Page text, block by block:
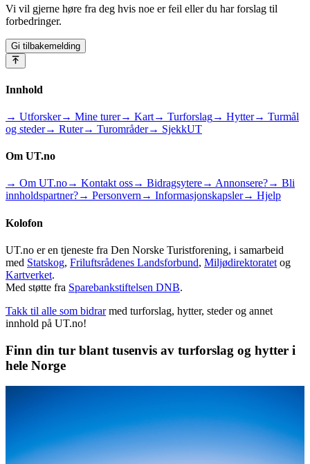
Vi vil gjerne høre fra deg hvis noe er feil eller du har forslag til
forbedringer.
Gi tilbakemelding
Innhold
→ Utforsker→ Mine turer→ Kart→ Turforslag→ Hytter→ Turmål
og steder→ Ruter→ Turområder→ SjekkUT
Om UT.no
→ Om UT.no→ Kontakt oss→ Bidragsytere→ Annonsere?→ Bli
innholdspartner?→ Personvern→ Informasjonskapsler→ Hjelp
Kolofon
UT.no er en tjeneste fra Den Norske Turistforening, i samarbeid
med Statskog, Friluftsrådenes Landsforbund, Miljødirektoratet og
Kartverket.
Med støtte fra Sparebankstiftelsen DNB.
Takk til alle som bidrar med turforslag, hytter, steder og annet
innhold på UT.no!
Finn din tur blant tusenvis av turforslag og hytter i
hele Norge